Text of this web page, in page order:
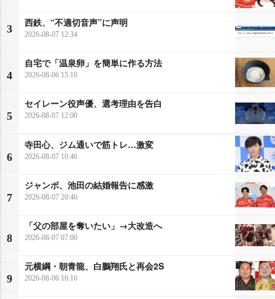
3
西鉄、“不適切音声”に声明
2026-08-07 12:34
4
自宅で「温泉卵」を簡単に作る方法
2026-08-06 15:10
5
セイレーン役声優、選考理由を告白
2026-08-07 12:00
6
寺田心、ジム通いで筋トレ…激変
2026-08-07 10:46
7
ジャンボ、池田の結婚報告に感激
2026-08-07 20:46
8
「父の部屋を奪いたい」→大改造へ
2026-08-07 07:00
9
元横綱・朝青龍、白鵬翔氏と再会2S
2026-08-06 16:16